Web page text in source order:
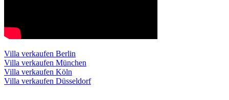
Villa verkaufen Berlin
Villa verkaufen München
Villa verkaufen Köln
Villa verkaufen Düsseldorf